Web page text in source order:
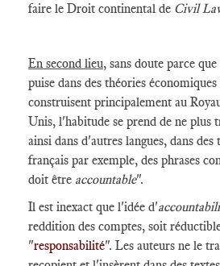
faire le Droit continental de Civil
En second lieu, sans doute parce
puise dans des théories
construisent principalement au
Unis, l'habitude se prend de ne plus
ainsi dans d'autres langues, dans des
français par exemple, des phrases
doit être accountable".
Il est inexact que l'idée d'
reddition des comptes, soit
"responsabilité". Les auteurs ne le